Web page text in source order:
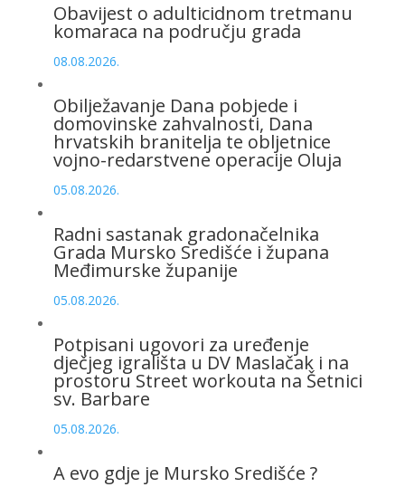
Obavijest o adulticidnom tretmanu
komaraca na području grada
08.08.2026.
Obilježavanje Dana pobjede i
domovinske zahvalnosti, Dana
hrvatskih branitelja te obljetnice
vojno-redarstvene operacije Oluja
05.08.2026.
Radni sastanak gradonačelnika
Grada Mursko Središće i župana
Međimurske županije
05.08.2026.
Potpisani ugovori za uređenje
dječjeg igrališta u DV Maslačak i na
prostoru Street workouta na Šetnici
sv. Barbare
05.08.2026.
A evo gdje je Mursko Središće ?